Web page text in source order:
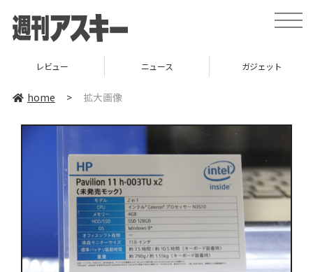
toggle
レビュー ニュース ガジェット
home > 拡大画像